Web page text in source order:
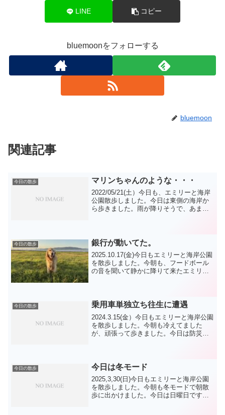
LINE コピー
bluemoonをフォローする
bluemoon
関連記事
今日の散歩 マリンちゃんのような・・・
2022/05/21(土）今日も、エミリーと海岸
公園散歩しました。今日は東側の海岸か
ら歩きました。雨が降りそうで、あまり
ね。しつこく...
今日の散歩 銀行が動いてた。
2025.10.17(金)今日もエミリーと海岸公園
を散歩しました。今朝も、フードボール
の音を聞いて静かに降りて来たエミリー
ますが、皆...
今日の散歩 乗用車単独立ち往生に遭遇
2024.3.15(金）今日もエミリーと海岸公園
を散歩しました。今朝も冷えてました
が、頑張って歩きました。今日は防災公
しました。ホ...
今日の散歩 今日は冬モード
2025,3,30(日)今日もエミリーと海岸公園
を散歩しました。今朝も冬モードで朝散
歩に出かけました。今日は日曜日です